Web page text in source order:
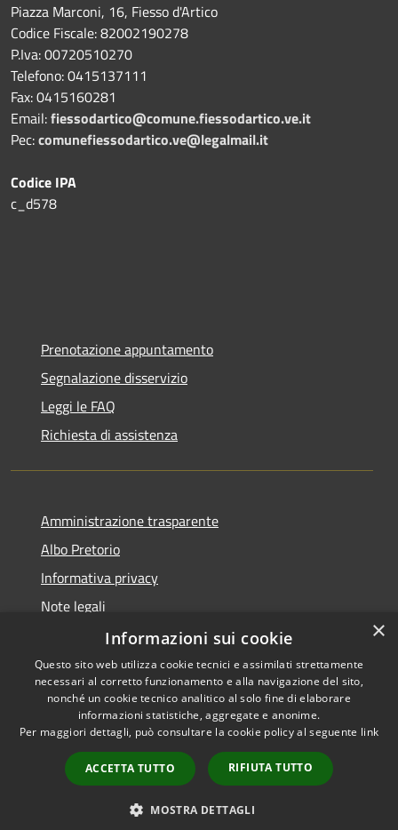
Piazza Marconi, 16, Fiesso d'Artico
Codice Fiscale: 82002190278
P.Iva: 00720510270
Telefono:0415137111
Fax:0415160281
Email:fiessodartico@comune.fiessodartico.ve.it
Pec:comunefiessodartico.ve@legalmail.it
Codice IPA
c_d578
Prenotazione appuntamento
Segnalazione disservizio
Leggi le FAQ
Richiesta di assistenza
Amministrazione trasparente
Albo Pretorio
Informativa privacy
Note legali
Dichiarazione di accessibilità
RSS
Accessibilità
Copyright © 2026 • Comune di
Municipium•
Accesso
redazione
×
Informazioni sui cookie
Questo sito web utilizza cookie tecnici e assimilati strettamente
necessari al corretto funzionamento e alla navigazione del sito,
nonché un cookie tecnico analitico al solo fine di elaborare
informazioni statistiche, aggregate e anonime.
Per maggiori dettagli, può consultare la cookie policy al seguente link
ACCETTA TUTTO RIFIUTA TUTTO
MOSTRA DETTAGLI